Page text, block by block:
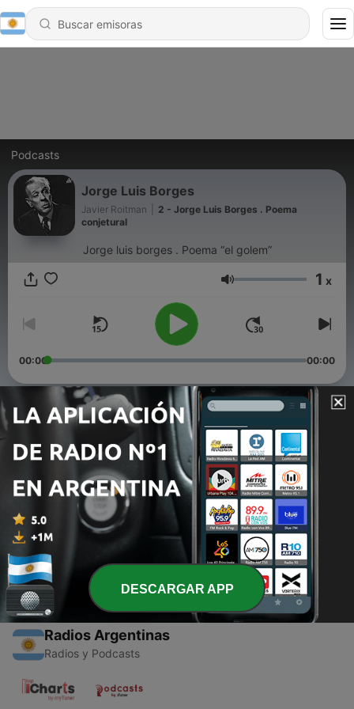
Podcasts
Jorge Luis Borges
Javier Roitman
2 - Jorge Luis Borges . Poema
conjetural
Jorge luis borges . Poema “el golem”
Volumen 1 x
00:00 00:00
Episodios
2 - Jorge Luis Borges . Poema conjetural
08 jun. 2021
08 jun. 2021
Radios Argentinas
Radios y Podcasts
DESCARGAR APP